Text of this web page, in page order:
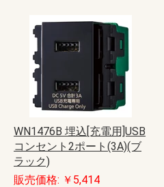
WN1476B 埋込[充電用]USB
コンセント2ポート(3A)(ブ
ラック)
販売価格: ￥5,414